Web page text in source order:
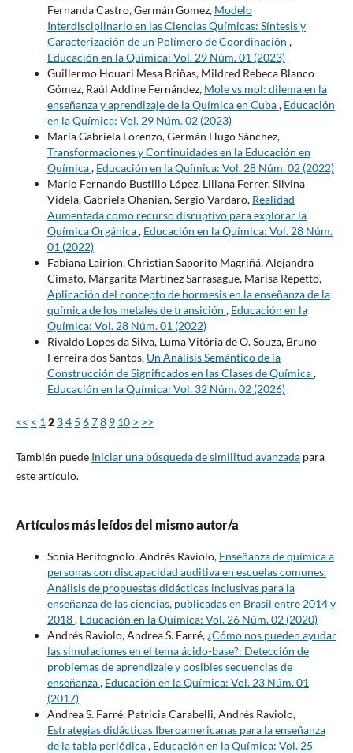
Fernanda Castro, Germán Gomez, Modelo
Interdisciplinario en las Ciencias Químicas: Síntesis y
Caracterización de un Polímero de Coordinación ,
Educación en la Química: Vol. 29 Núm. 01 (2023)
Guillermo Houari Mesa Briñas, Mildred Rebeca Blanco
Gómez, Raúl Addine Fernández, Mole vs mol: dilema en la
enseñanza y aprendizaje de la Química en Cuba, Educación
en la Química: Vol. 29 Núm. 02 (2023)
María Gabriela Lorenzo, Germán Hugo Sánchez,
Transformaciones y Continuidades en la Educación en
Química, Educación en la Química: Vol. 28 Núm. 02 (2022)
Mario Fernando Bustillo López, Liliana Ferrer, Silvina
Videla, Gabriela Ohanian, Sergio Vardaro, Realidad
Aumentada como recurso disruptivo para explorar la
Química Orgánica, Educación en la Química: Vol. 28 Núm.
01 (2022)
Fabiana Lairion, Christian Saporito Magriñá, Alejandra
Cimato, Margarita Martinez Sarrasague, Marisa Repetto,
Aplicación del concepto de hormesis en la enseñanza de la
química de los metales de transición , Educación en la
Química: Vol. 28 Núm. 01 (2022)
Rivaldo Lopes da Silva, Luma Vitória de O. Souza, Bruno
Ferreira dos Santos, Un Análisis Semántico de la
Construcción de Significados en las Clases de Química,
Educación en la Química: Vol. 32 Núm. 02 (2026)
<< < 1 2 34 5 678 9 10 > >>
También puede Iniciar una búsqueda de similitud avanzadapara
este artículo.
Artículos más leídos del mismo autor/a
Sonia Beritognolo, Andrés Raviolo, Enseñanza de química a
personas con discapacidad auditiva en escuelas comunes.
Análisis de propuestas didácticas inclusivas para la
enseñanza de las ciencias, publicadas en Brasil entre 2014 y
2018, Educación en la Química: Vol. 26 Núm. 02 (2020)
Andrés Raviolo, Andrea S. Farré,¿Cómo nos pueden ayudar
las simulaciones en el tema ácido-base?: Detección de
problemas de aprendizaje y posibles secuencias de
enseñanza, Educación en la Química: Vol. 23 Núm. 01
(2017)
Andrea S. Farré, Patricia Carabelli, Andrés Raviolo,
Estrategias didácticas Iberoamericanas para la enseñanza
de la tabla periódica, Educación en la Química: Vol. 25